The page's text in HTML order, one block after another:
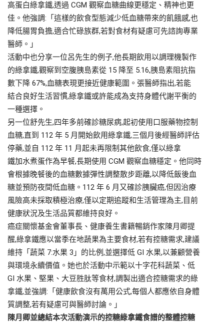
高蛋白綠拿鐵,透過 CGM 觀察血糖曲線更穩定、精神也更
佳。他強調:「這樣的飲食型態減少低血糖帶來的飢餓感,也
降低腸胃負擔,適合忙碌族群,若對食材有疑慮可先諮詢專業
醫師。」
活動中也分享一位呂先生的例子,他長期飲用以調理機製作
的綠拿鐵,觀察到空腹胰島素從 15 降至 5.16,胰島素阻抗指
數下降 67%,血糖表現更接近健康範圍。張醫師指出,若能
結合良好生活習慣,綠拿鐵或許能成為支持身體代謝平衡的
一種選擇。
另一位舒先生,四年多前確診糖尿病,起初使用口服藥物控制
血糖,直到 112 年 5 月開始飲用綠拿鐵,三個月後經醫師評估
停藥,並自 112 年 11 月起未再限制其他飲食,僅以綠拿
鐵加水煮蛋作為早餐,長期使用 CGM 觀察血糖穩定。他同時
會根據晚餐後的血糖數據彈性調整散步距離,以降低飯後血
糖並預防夜間低血糖。112 年 6 月又確診胰臟癌,但因治療
風險高未採取積極治療,僅以定期追蹤和生活管理為主,目前
健康狀況及生活品質都維持良好。
癌症關懷基金會董事長、健康養生書籍暢銷作家陳月卿提
醒,綠拿鐵應以當季在地蔬果為主要食材,若有控糖需求,建議
維持「蔬菜 7:水果 3」的比例,並選擇低 GI 水果,以兼顧營養
與環境永續價值。她也於活動中示範以十字花科蔬菜、低
GI 水果、堅果、大豆胜肽等食材,調製出適合控糖需求的綠
拿鐵,並強調:「健康飲食沒有萬用公式,每個人都應依自身體
質調整,若有疑慮可與醫師討論。」
陳月卿並總結本次活動演示的控糖綠拿鐵食譜的整體控糖